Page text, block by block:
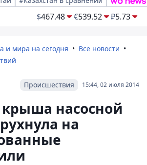
$467.48 €539.52 ₽5.73
и мира на сегодня
Все новости
15:44, 02 июля 2014
Происшествия
крыша насосной
на